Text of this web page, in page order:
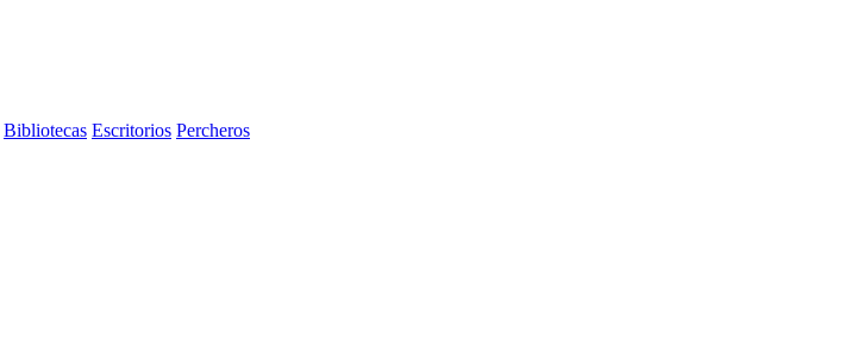
Bibliotecas Escritorios Percheros